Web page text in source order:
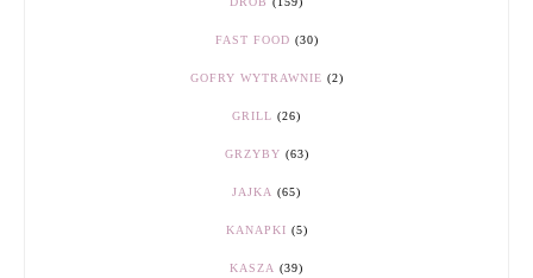
FAST FOOD (30)
GOFRY WYTRAWNIE (2)
GRILL (26)
GRZYBY (63)
JAJKA (65)
KANAPKI (5)
KASZA (39)